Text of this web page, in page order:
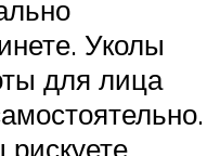
Уколы
для лица